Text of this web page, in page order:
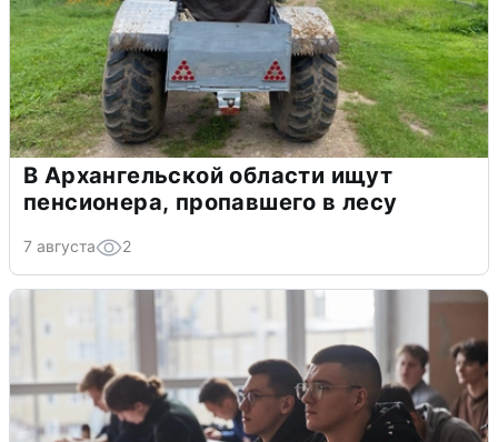
В Архангельской области ищут
пенсионера, пропавшего в лесу
7 августа 2